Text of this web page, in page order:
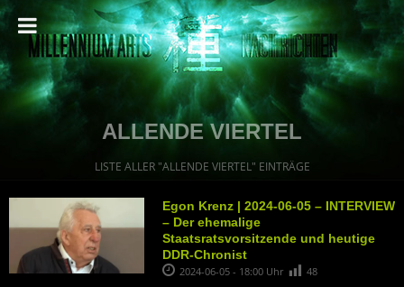
ALLENDE VIERTEL
LISTE ALLER "ALLENDE VIERTEL" EINTRÄGE
Egon Krenz | 2024-06-05 – INTERVIEW
– Der ehemalige
Staatsratsvorsitzende und heutige
DDR-Chronist
2024-06-05 - 18:00 Uhr 48